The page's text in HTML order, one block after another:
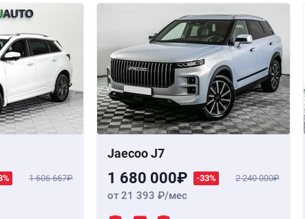
1 606 667
Jaecoo J7
1 680 000 -33% 2 240 000
от 21 393 /мес